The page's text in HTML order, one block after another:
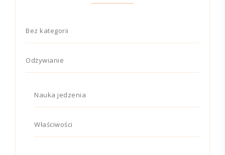
Bez kategorii
Odżywianie
Nauka jedzenia
Właściwości